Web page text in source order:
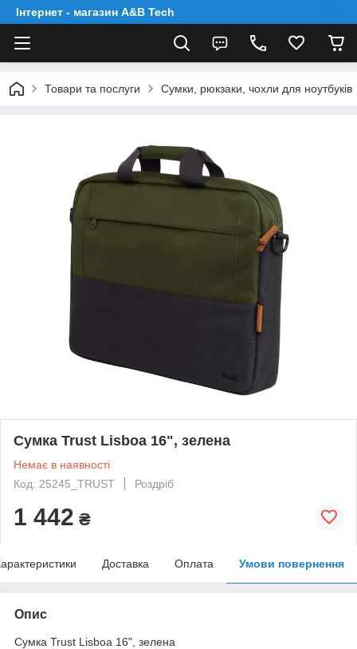
Інтернет - магазин A&B Tech
Товари та послуги Сумки, рюкзаки, чохли для ноутбуків
Сумка Trust Lisboa 16", зелена
Немає в наявності
Код: 25245_TRUST
Роздріб
1 442 ₴
Доставка Оплата Умови повернення
Опис
Сумка Trust Lisboa 16", зелена